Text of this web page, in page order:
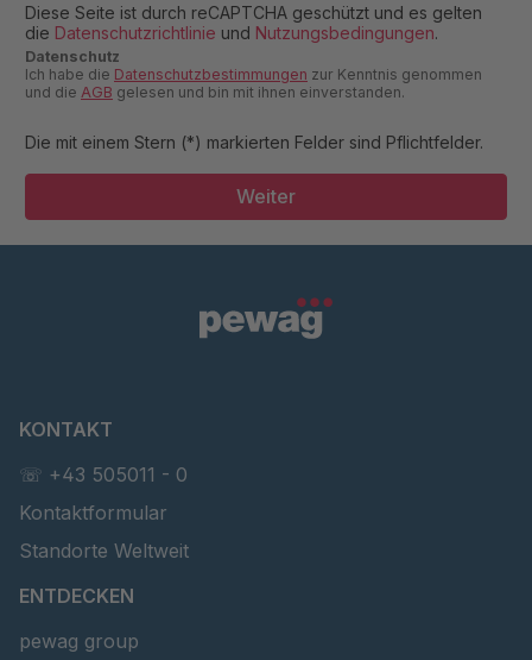
Diese Seite ist durch reCAPTCHA geschützt und es gelten
die Datenschutzrichtlinie und Nutzungsbedingungen.
Datenschutz
Ich habe die Datenschutzbestimmungen zur Kenntnis genommen
und die AGB gelesen und bin mit ihnen einverstanden.
Die mit einem Stern (*) markierten Felder sind Pflichtfelder.
Weiter
KONTAKT
☏ +43 505011 - 0
Kontaktformular
Standorte Weltweit
ENTDECKEN
pewag group